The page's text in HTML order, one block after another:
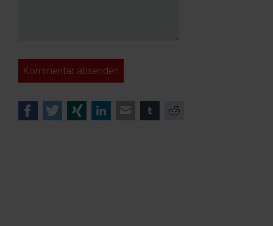
Kommentar absenden
FacebookTwitterXing LinkedInE-mail tumblr